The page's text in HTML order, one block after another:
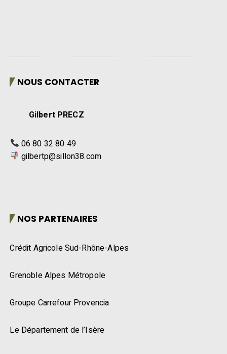
NOUS CONTACTER
Gilbert PRECZ
06 80 32 80 49
gilbertp@sillon38.com
NOS PARTENAIRES
Crédit Agricole Sud-Rhône-Alpes
Grenoble Alpes Métropole
Groupe Carrefour Provencia
Le Département de l’Isère